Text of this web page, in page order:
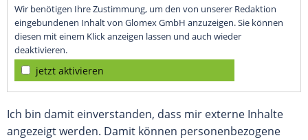
Wir benötigen Ihre Zustimmung, um den von unserer Redaktion
eingebundenen Inhalt von Glomex GmbH anzuzeigen. Sie können
diesen mit einem Klick anzeigen lassen und auch wieder
deaktivieren.
jetzt aktivieren
Ich bin damit einverstanden, dass mir externe Inhalte
angezeigt werden. Damit können personenbezogene